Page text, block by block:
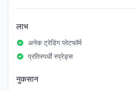
लाभ
अनेक ट्रेडिंग प्लेटफॉर्म
प्रतिस्पर्धी स्प्रेड्स
नुकसान